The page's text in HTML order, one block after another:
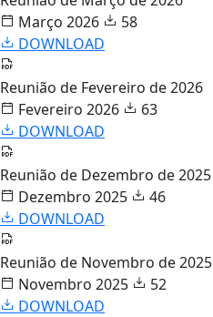
Março 2026
58
DOWNLOAD
Reunião de Fevereiro de 2026
Fevereiro 2026
63
DOWNLOAD
Reunião de Dezembro de 2025
Dezembro 2025
46
DOWNLOAD
Reunião de Novembro de 2025
Novembro 2025
52
DOWNLOAD